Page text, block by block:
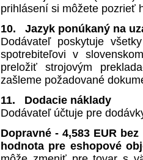
prihlásení si môžete pozrieť
10. Jazyk ponúkaný na
Dodávateľ poskytuje
spotrebiteľovi v
preložiť strojovým
zašleme požadované
11. Dodacie náklady
Dodávateľ účtuje pre
Dopravné - 4,583 EUR
hodnota pre eshopové